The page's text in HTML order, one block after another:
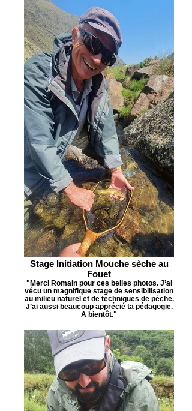
Stage Initiation Mouche sèche au
Fouet
"Merci Romain pour ces belles photos. J’ai
vécu un magnifique stage de sensibilisation
au milieu naturel et de techniques de pêche.
J’ai aussi beaucoup apprécié ta pédagogie.
A bientôt."